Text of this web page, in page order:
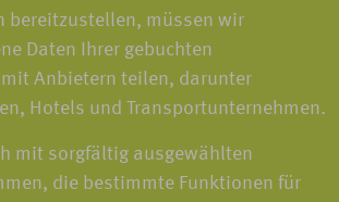
bereitzustellen, müssen wir
Daten Ihrer gebuchten
Anbietern teilen, darunter
Hotels und Transportunternehmen.
mit sorgfältig ausgewählten
die bestimmte Funktionen für